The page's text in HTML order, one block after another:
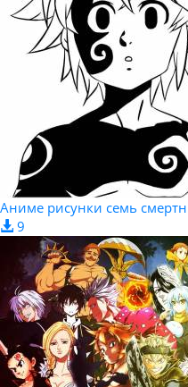
Аниме рисунки семь
9